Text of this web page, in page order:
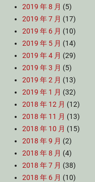
2019 年 8 月 (5)
2019 年 7 月 (17)
2019 年 6 月 (10)
2019 年 5 月 (14)
2019 年 4 月 (29)
2019 年 3 月 (5)
2019 年 2 月 (13)
2019 年 1 月 (32)
2018 年 12 月 (12)
2018 年 11 月 (13)
2018 年 10 月 (15)
2018 年 9 月 (2)
2018 年 8 月 (4)
2018 年 7 月 (38)
2018 年 6 月 (10)